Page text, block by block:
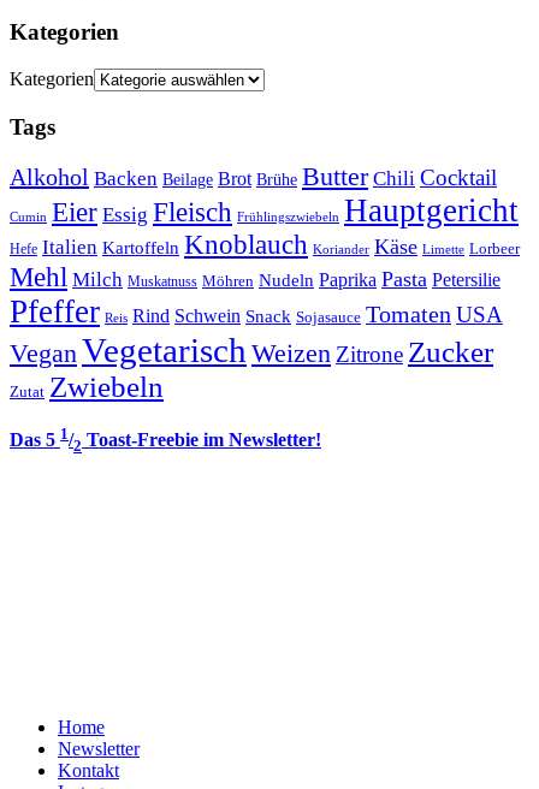
Kategorien
Kategorien
Tags
Alkohol Backen Beilage Brot Brühe Butter Chili Cocktail
Cumin Eier Essig Fleisch Frühlingszwiebeln Hauptgericht
Hefe Italien Kartoffeln Knoblauch Koriander Käse Limette Lorbeer
Mehl Milch Muskatnuss Möhren Nudeln Paprika Pasta Petersilie
Pfeffer Reis Rind Schwein Snack Sojasauce TomatenUSA
VeganVegetarisch Weizen Zitrone Zucker
Zutat Zwiebeln
Das 5 1/2 Toast-Freebie im Newsletter!
Home
Newsletter
Kontakt